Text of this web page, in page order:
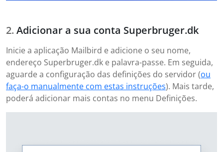
Adicionar a sua conta Superbruger.dk
Inicie a aplicação Mailbird e adicione o seu nome,
endereço Superbruger.dk e palavra-passe. Em seguida,
aguarde a configuração das definições do servidor (ou
faça-o manualmente com estas instruções). Mais tarde,
poderá adicionar mais contas no menu Definições.